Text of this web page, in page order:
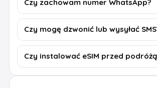
Czy zachowam numer WhatsApp?
Czy mogę dzwonić lub wysyłać
Czy instalować eSIM przed